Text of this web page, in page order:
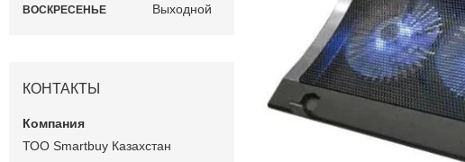
ВОСКРЕСЕНЬЕ Выходной
КОНТАКТЫ
ТОО Smartbuy Казахстан